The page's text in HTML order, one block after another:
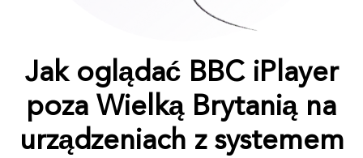
Jak oglądać BBC iPlayer
poza Wielką Brytanią na
urządzeniach z systemem